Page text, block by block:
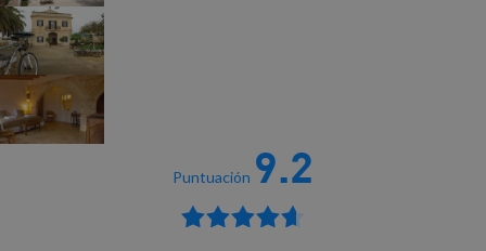
Puntuación 9.2